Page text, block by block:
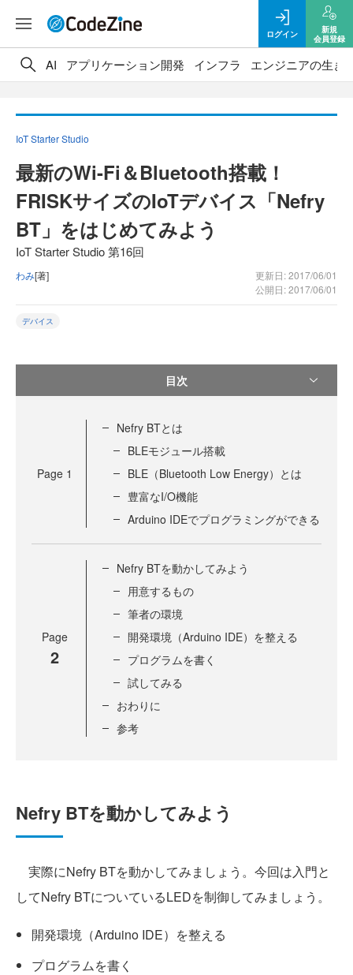
ログイン
新規
会員登録
AI アプリケーション開発 インフラ エンジニアの生き
IoT Starter Studio
最新のWi-Fi＆Bluetooth搭載！
FRISKサイズのIoTデバイス「Nefry
BT」をはじめてみよう
IoT Starter Studio 第16回
わみ[著]
更新日: 2017/06/01
公開日: 2017/06/01
デバイス
目次
Page 1
Nefry BTとは
BLEモジュール搭載
BLE（Bluetooth Low Energy）とは
豊富なI/O機能
Arduino IDEでプログラミングができる
Page
2
Nefry BTを動かしてみよう
用意するもの
筆者の環境
開発環境（Arduino IDE）を整える
プログラムを書く
試してみる
おわりに
参考
Nefry BTを動かしてみよう
実際にNefry BTを動かしてみましょう。今回は入門と
してNefry BTについているLEDを制御してみましょう。
開発環境（Arduino IDE）を整える
プログラムを書く